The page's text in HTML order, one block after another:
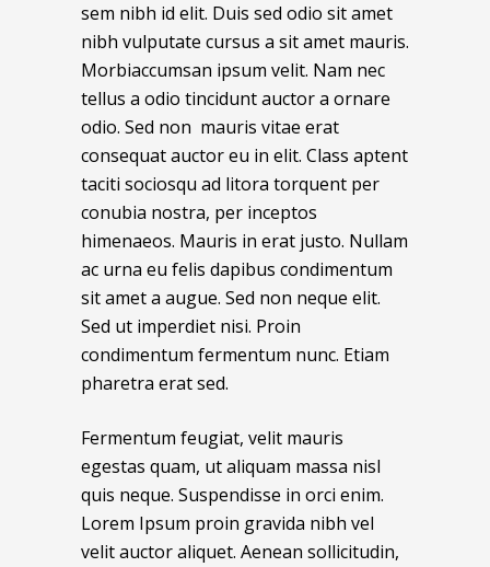
sem nibh id elit. Duis sed odio sit amet
nibh vulputate cursus a sit amet mauris.
Morbiaccumsan ipsum velit. Nam nec
tellus a odio tincidunt auctor a ornare
odio. Sed non mauris vitae erat
consequat auctor eu in elit. Class aptent
taciti sociosqu ad litora torquent per
conubia nostra, per inceptos
himenaeos. Mauris in erat justo. Nullam
ac urna eu felis dapibus condimentum
sit amet a augue. Sed non neque elit.
Sed ut imperdiet nisi. Proin
condimentum fermentum nunc. Etiam
pharetra erat sed.
Fermentum feugiat, velit mauris
egestas quam, ut aliquam massa nisl
quis neque. Suspendisse in orci enim.
Lorem Ipsum proin gravida nibh vel
velit auctor aliquet. Aenean sollicitudin,